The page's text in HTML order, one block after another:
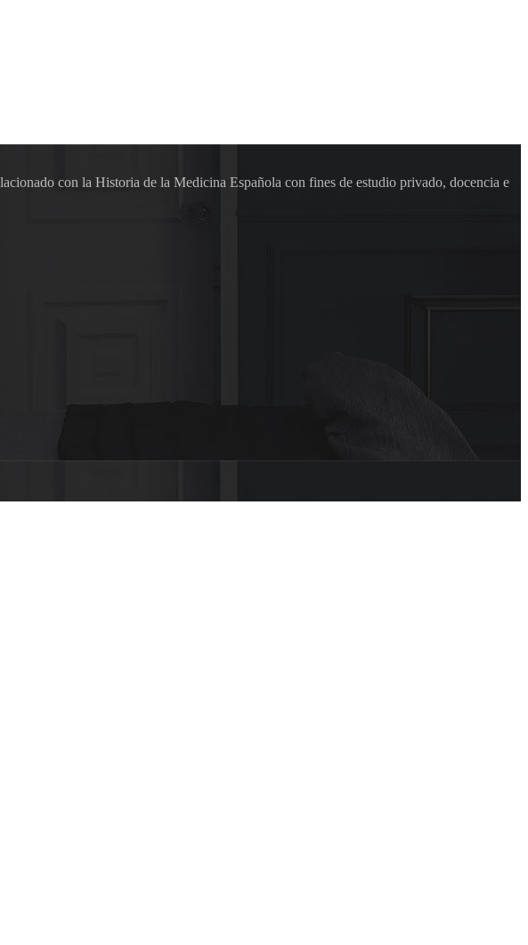
con la Historia de la Medicina Española con fines de estudio privado, docencia e